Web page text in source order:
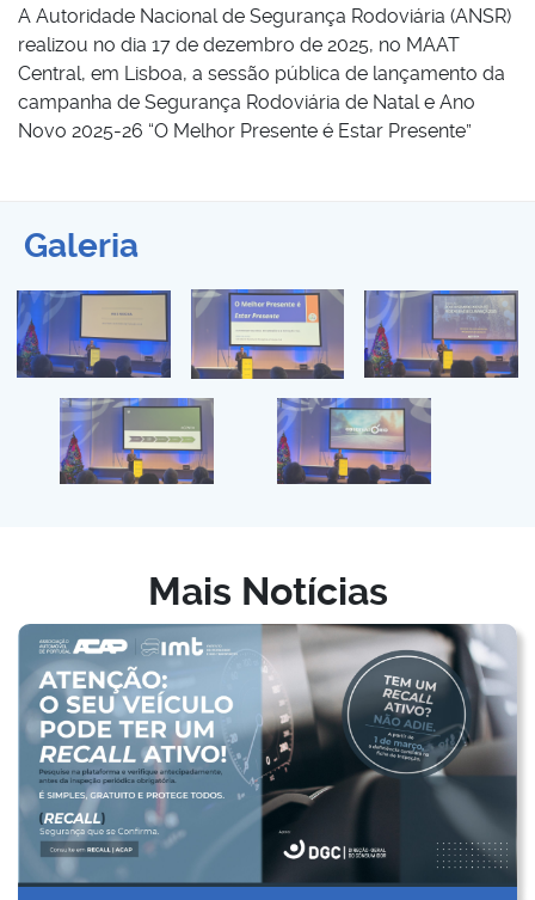
A Autoridade Nacional de Segurança Rodoviária (ANSR)
realizou no dia 17 de dezembro de 2025, no MAAT
Central, em Lisboa, a sessão pública de lançamento da
campanha de Segurança Rodoviária de Natal e Ano
Novo 2025-26 “O Melhor Presente é Estar Presente”
Galeria
Mais Notícias